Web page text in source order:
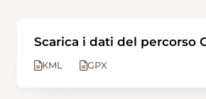
Scarica i dati del percorso
KML GPX